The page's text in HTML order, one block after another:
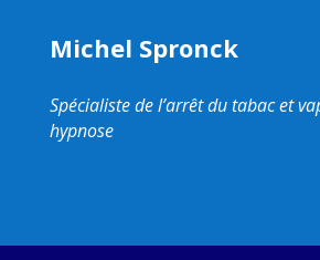
Michel Spronck
Spécialiste de l’arrêt du tabac et
hypnose